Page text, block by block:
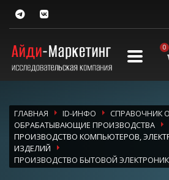
ГЛАВНАЯ ID-ИНФО
СПРАВОЧНИК
ОБРАБАТЫВАЮЩИЕ ПРОИЗВОДСТВА
ПРОИЗВОДСТВО КОМПЬЮТЕРОВ,
ИЗДЕЛИЙ
ПРОИЗВОДСТВО БЫТОВОЙ